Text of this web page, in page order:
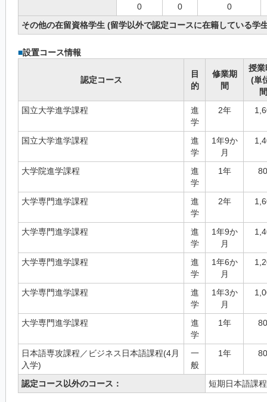
0
0
0
その他の在留資格学生 (留学以外で認定コースに在籍している学
■設置コース情報
認定コース
目
的
修業期
間
授業
(単
国立大学進学課程
進
学
2年
国立大学進学課程
進
学
1年9か
月
大学院進学課程
進
学
1年
大学専門進学課程
進
学
2年
大学専門進学課程
進
学
1年9か
月
大学専門進学課程
進
学
1年6か
月
大学専門進学課程
進
学
1年3か
月
大学専門進学課程
進
学
1年
日本語専攻課程／ビジネス日本語課程(4月
入学)
一
般
1年
認定コース以外のコース： 短期日本語課程